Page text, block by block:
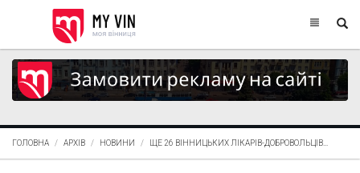
ГОЛОВНА АРХІВ НОВИНИ ЩЕ 26 ВІННИЦЬКИХ ЛІКАРІВ-ДОБРОВОЛЬЦІВ...